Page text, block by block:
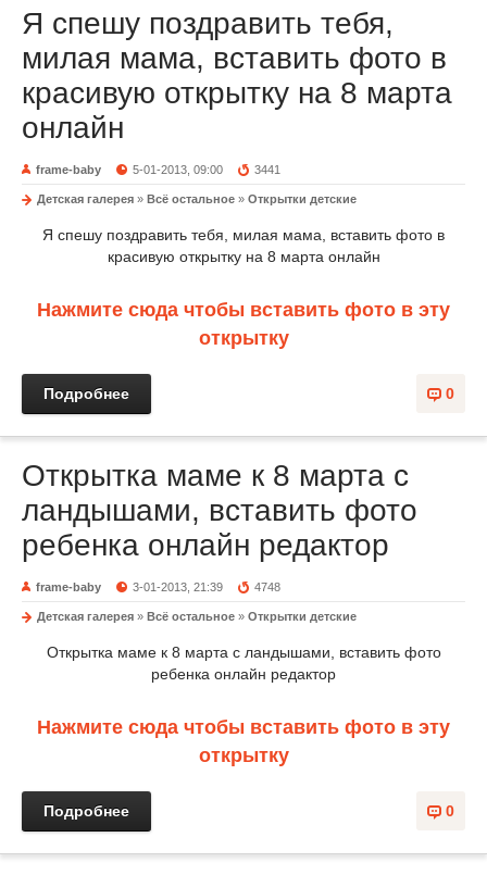
Я спешу поздравить тебя,
милая мама, вставить фото в
красивую открытку на 8 марта
онлайн
frame-baby 5-01-2013, 09:00 3441
Детская галерея » Всё остальное » Открытки детские
Я спешу поздравить тебя, милая мама, вставить фото в
красивую открытку на 8 марта онлайн
Нажмите сюда чтобы вставить фото в эту
открытку
0
Подробнее
Открытка маме к 8 марта с
ландышами, вставить фото
ребенка онлайн редактор
frame-baby 3-01-2013, 21:39 4748
Детская галерея » Всё остальное » Открытки детские
Открытка маме к 8 марта с ландышами, вставить фото
ребенка онлайн редактор
Нажмите сюда чтобы вставить фото в эту
открытку
0
Подробнее